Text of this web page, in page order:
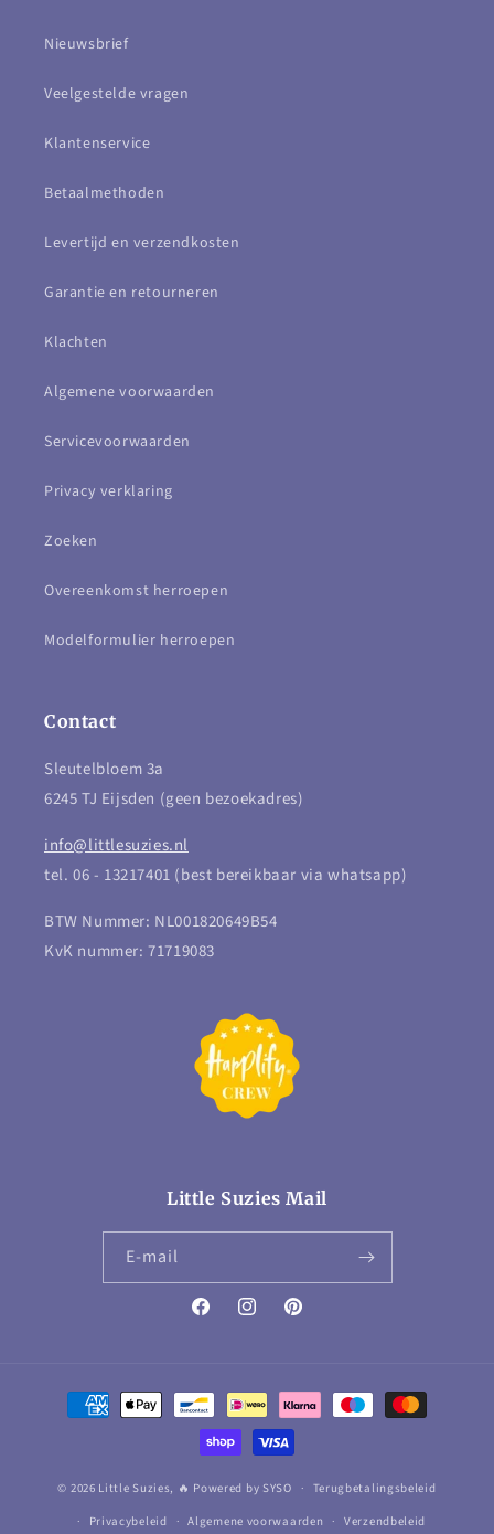
Nieuwsbrief
Veelgestelde vragen
Klantenservice
Betaalmethoden
Levertijd en verzendkosten
Garantie en retourneren
Klachten
Algemene voorwaarden
Servicevoorwaarden
Privacy verklaring
Zoeken
Overeenkomst herroepen
Modelformulier herroepen
Contact
Sleutelbloem 3a
6245 TJ Eijsden (geen bezoekadres)
info@littlesuzies.nl
tel. 06 - 13217401 (best bereikbaar via whatsapp)
BTW Nummer: NL001820649B54
KvK nummer: 71719083
Little Suzies Mail
E‑mail
FacebookInstagramPinterest
Betaalmethoden
© 2026 Little Suzies, 🔥 Powered by SYSO
Terugbetalingsbeleid
Privacybeleid
Algemene voorwaarden Verzendbeleid